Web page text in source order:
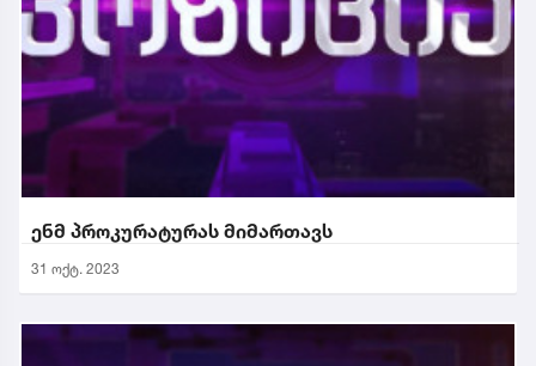
ენმ პროკურატურას მიმართავს
31 ოქტ. 2023